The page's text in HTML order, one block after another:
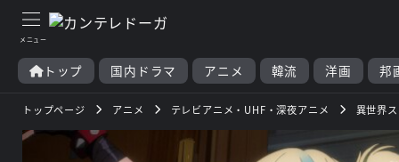
トップ 国内ドラマ アニメ 韓流 洋画 邦
トップページ アニメ テレビアニメ・UHF・深夜アニメ 異世界